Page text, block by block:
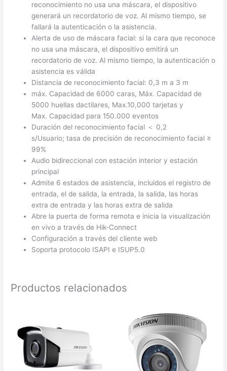
reconocimiento no usa una máscara, el dispositivo
generará un recordatorio de voz. Al mismo tiempo, se
fallará la autenticación o la asistencia.
Alerta de uso de máscara facial: si la cara que reconoce
no usa una máscara, el dispositivo emitirá un
recordatorio de voz. Al mismo tiempo, la autenticación o
asistencia es válida
Distancia de reconocimiento facial: 0,3 m a 3 m
máx. Capacidad de 6000 caras, Máx. Capacidad de
5000 huellas dactilares, Max.10,000 tarjetas y
Max. Capacidad para 150.000 eventos
Duración del reconocimiento facial ＜ 0,2
s/Usuario; tasa de precisión de reconocimiento facial ≥
99%
Audio bidireccional con estación interior y estación
principal
Admite 6 estados de asistencia, incluidos el registro de
entrada, el de salida, la entrada, la salida, las horas
extra de entrada y las horas extra de salida
Abre la puerta de forma remota e inicia la visualización
en vivo a través de Hik-Connect
Configuración a través del cliente web
Soporta protocolo ISAPI e ISUP5.0
Productos relacionados